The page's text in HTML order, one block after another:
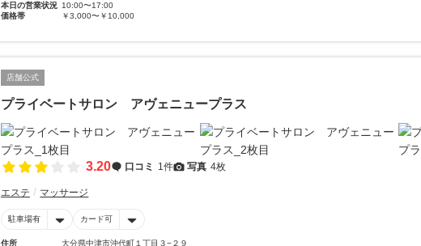
本日の営業状況 10:00〜17:00
価格帯
￥3,000〜￥10,000
店舗公式
プライベートサロン アヴェニュープラス
3.20 口コミ 1件 写真 4枚
エステ マッサージ
駐車場有 カード可
住所 大分県中津市沖代町１丁目３−２９